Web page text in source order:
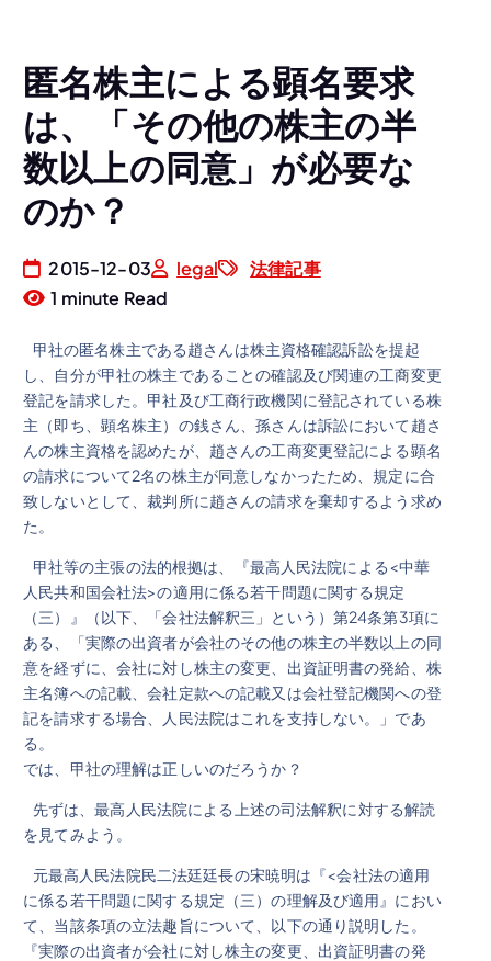
匿名株主による顕名要求
は、「その他の株主の半
数以上の同意」が必要な
のか？
2015-12-03 legal
法律記事
1 minute Read
甲社の匿名株主である趙さんは株主資格確認訴訟を提起
し、自分が甲社の株主であることの確認及び関連の工商変更
登記を請求した。甲社及び工商行政機関に登記されている株
主（即ち、顕名株主）の銭さん、孫さんは訴訟において趙さ
んの株主資格を認めたが、趙さんの工商変更登記による顕名
の請求について2名の株主が同意しなかったため、規定に合
致しないとして、裁判所に趙さんの請求を棄却するよう求め
た。
甲社等の主張の法的根拠は、『最高人民法院による<中華
人民共和国会社法>の適用に係る若干問題に関する規定
（三）』（以下、「会社法解釈三」という）第24条第3項に
ある、「実際の出資者が会社のその他の株主の半数以上の同
意を経ずに、会社に対し株主の変更、出資証明書の発給、株
主名簿への記載、会社定款への記載又は会社登記機関への登
記を請求する場合、人民法院はこれを支持しない。」であ
る。
では、甲社の理解は正しいのだろうか？
先ずは、最高人民法院による上述の司法解釈に対する解読
を見てみよう。
元最高人民法院民二法廷廷長の宋暁明は『<会社法の適用
に係る若干問題に関する規定（三）の理解及び適用』におい
て、当該条項の立法趣旨について、以下の通り説明した。
『実際の出資者が会社に対し株主の変更、出資証明書の発